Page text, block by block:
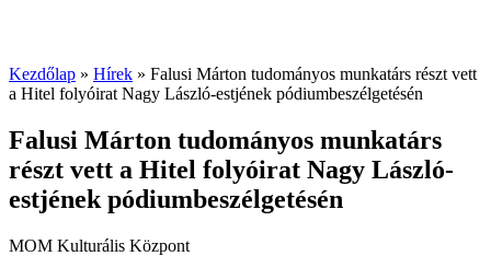
Kezdőlap » Hírek » Falusi Márton tudományos munkatárs részt vett
a Hitel folyóirat Nagy László-estjének pódiumbeszélgetésén
Falusi Márton tudományos munkatárs
részt vett a Hitel folyóirat Nagy László-
estjének pódiumbeszélgetésén
MOM Kulturális Központ